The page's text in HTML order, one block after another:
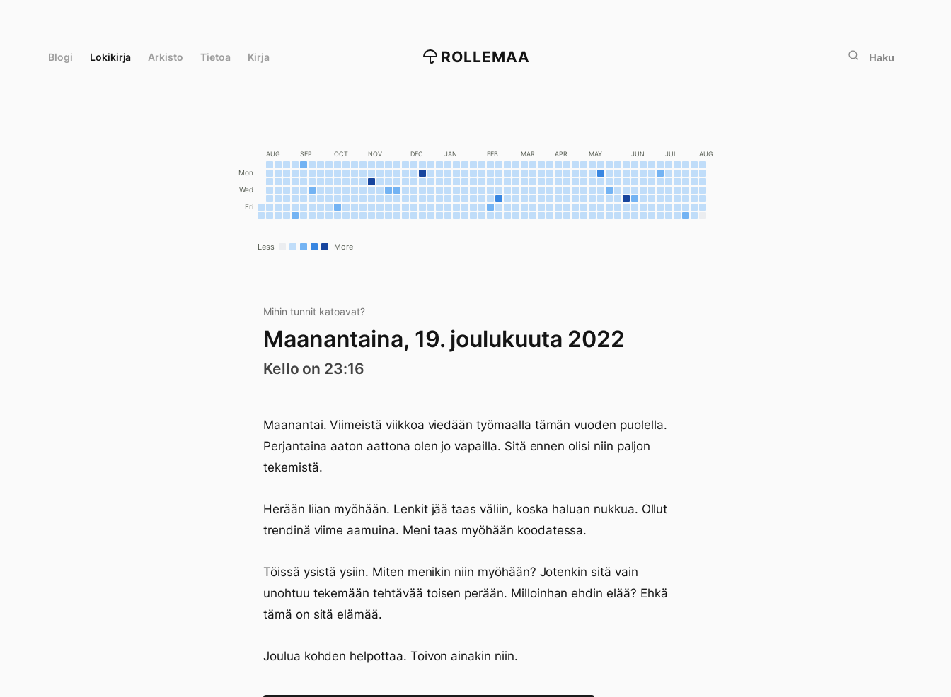
Blogi Lokikirja Arkisto Tietoa Kirja ROLLEMAA Haku
Mon
Wed
Fri
AUG SEP OCT NOV DEC JAN FEB MAR APR MAY JUN JUL AUG
Less More
Mihin tunnit katoavat?
Maanantaina, 19. joulukuuta 2022
Kello on 23:16
Maanantai. Viimeistä viikkoa viedään työmaalla tämän vuoden puolella.
Perjantaina aaton aattona olen jo vapailla. Sitä ennen olisi niin paljon
tekemistä.
Herään liian myöhään. Lenkit jää taas väliin, koska haluan nukkua. Ollut
trendinä viime aamuina. Meni taas myöhään koodatessa.
Töissä ysistä ysiin. Miten menikin niin myöhään? Jotenkin sitä vain
unohtuu tekemään tehtävää toisen perään. Milloinhan ehdin elää? Ehkä
tämä on sitä elämää.
Joulua kohden helpottaa. Toivon ainakin niin.